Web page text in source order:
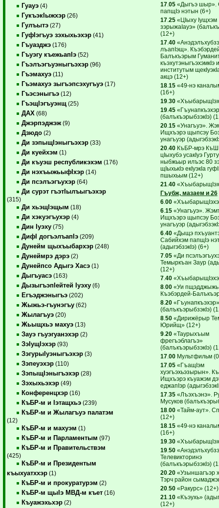
Гуауэ (4)
ГукъэкIыжхэр (26)
Гулъытэ (27)
ГуфIэгъуэ зэхыхьэхэр (41)
Гъуазджэ (176)
Гъуэгу къежьапIэ (52)
Гъэлъэгъуэныгъэхэр (96)
Гъэмахуэ (11)
Гъэмахуэ зыгъэпсэхугъуэ (17)
Гъэсэныгъэ (12)
ГъэщIэгъуэнщ (25)
ДАХ (68)
Джэрпэджэж (9)
Дзюдо (2)
Ди зэпыщIэныгъэхэр (33)
Ди куейхэм (1)
Ди къуэш республикэхэм (176)
Ди нэхъыжьыфIхэр (14)
Ди псэлъэгъухэр (64)
Ди сурэт гъэтIылъыгъэхэр
(315)
Ди хьэщIэщым (18)
Ди хэкуэгъухэр (4)
Дин Iуэху (75)
ДифI догъэлъапIэ (209)
Дунейм щыхъыбархэр (248)
Дунеймрэ дэрэ (2)
Дунейпсо Адыгэ Хасэ (1)
Дыгъуасэ (163)
ДызыгъэпIейтей Iуэху (6)
Егъэджэныгъэ (202)
Жыжьэ-гъунэгъу (62)
Жылагъуэ (20)
Жьыщхьэ махуэ (13)
Зауэ гъуэгуанэхэр (2)
ЗэIущIэхэр (93)
ЗэгурыIуэныгъэхэр (3)
Зэпеуэхэр (110)
ЗэпыщIэныгъэхэр (28)
Зэхыхьэхэр (49)
Конференцхэр (16)
КъБР-м и Iэтащхьэ (239)
КъБР-м и Жылагъуэ палатэм
(12)
КъБР-м и махуэм (1)
КъБР-м и Парламентым (97)
КъБР-м и Правительствэм
(425)
КъБР-м и Президентым
къыхуатххэр (1)
КъБР-м и прокуратурэм (2)
КъБР-м щыIэ МВД-м къет (16)
Къуажэхьхэр (2)
17. 05«Дыгъэ шыр».
папщIэ нэтын (6+)
17. 25«ЦIыху Iущхэм
зэрыжаIауэ»
(12+)
17. 40
лъапIэщ».
Балъкъэрым
къэхутэныгъэхэмкIэ и
институтым
акцэ (12+)
18. 15«49-нэ
(16+)
19. 30
19. 45
(балъкъэрыбзэкIэ)
20. 15«Унагъуэ».
Ищхъэрэ щыпсэу
унагъуэр
20. 40КъБР-мрэ
цIыхубэ усакIуэ
ныбжьыр илъэс 80
щIыхькIэ екIуэкIа
пшыхьым (12+)
21 40
Гъубж, мазаем и 26
6. 00
6. 15«Унагъуэ».
Ищхъэрэ щыпсэу
унагъуэр
6. 40«Дыщэ
Сабийхэм папщIэ
(адыгэбзэкIэ) (6+)
7. 05«Ди
Темыркъан Заур
(12+)
7. 40
8. 00«Уи
Къэбэрдей-
8. 20«Гъунапкъэхэр»
(балъкъэрыбзэкIэ)
8. 50«Дирижёрыр
Юрийщ» (12+)
9. 20«Таурыхъым
фрегъэблагъэ»
(балъкъэрыбзэкIэ)
17. 00Мультфильм
17. 05«ГъащIэм
хуэгъэхьэзырын».
Ищхъэрэ къуажэм
еджапIэр
17. 35«Лъэхъэнэ».
Мусуков
18. 00«Тайм-аут».
(12+)
18. 15«49-нэ
(16+)
19. 30
19. 50
Телевикторинэ
(балъкъэрыбзэкIэ)
20. 20«Узыншагъэр
Тэрч район
20. 50«Ракурс» (12+)
21 10«Къэухь»
(12+)